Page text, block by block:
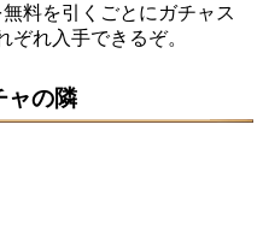
料を引くごとにガチャス
ぞれ入手できるぞ。
ャの隣